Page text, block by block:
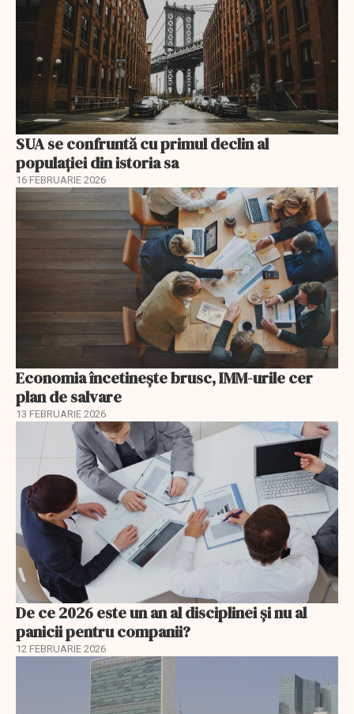
SUA se confruntă cu primul declin al
populației din istoria sa
16 FEBRUARIE 2026
Economia încetinește brusc, IMM-urile cer
plan de salvare
13 FEBRUARIE 2026
De ce 2026 este un an al disciplinei și nu al
panicii pentru companii?
12 FEBRUARIE 2026